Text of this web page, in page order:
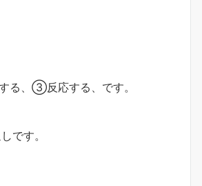
、③反応する、です。
です。